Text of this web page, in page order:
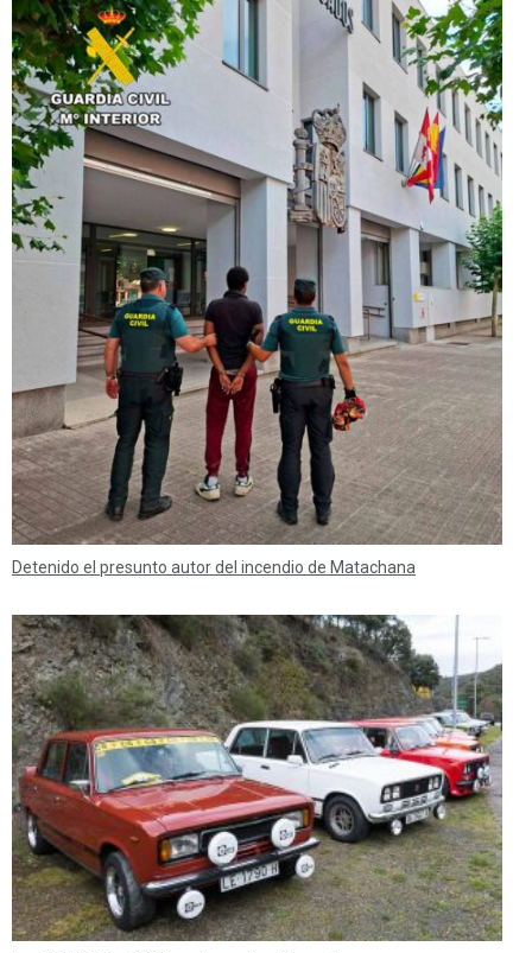
Detenido el presunto autor del incendio de Matachana